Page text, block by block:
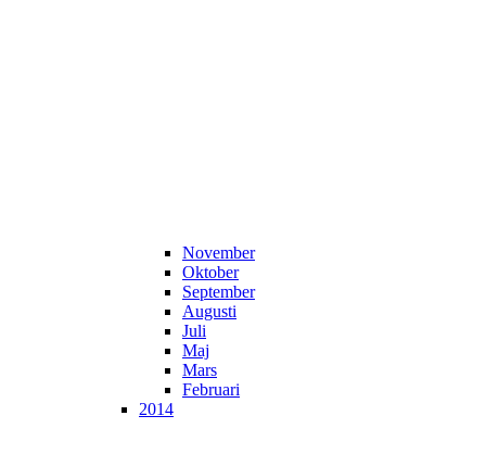
November
Oktober
September
Augusti
Juli
Maj
Mars
Februari
2014